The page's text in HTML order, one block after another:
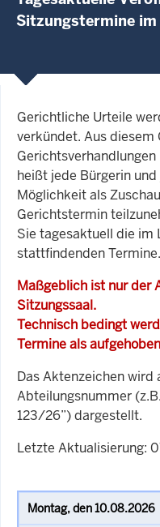
Sitzungstermine
Gerichtliche Urteile
verkündet. Aus diesem
heißt jede Bürgerin
Möglichkeit als
Gerichtstermin
Sie tagesaktuell die im
stattfindenden Termine.
Maßgeblich ist nur der
Sitzungssaal.
Technisch bedingt
Termine als
Das Aktenzeichen wird
Abteilungsnummer
123/26”) dargestellt.
Letzte Aktualisierung: